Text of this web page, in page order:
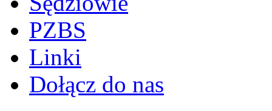
PZBS
Linki
Dołącz do nas